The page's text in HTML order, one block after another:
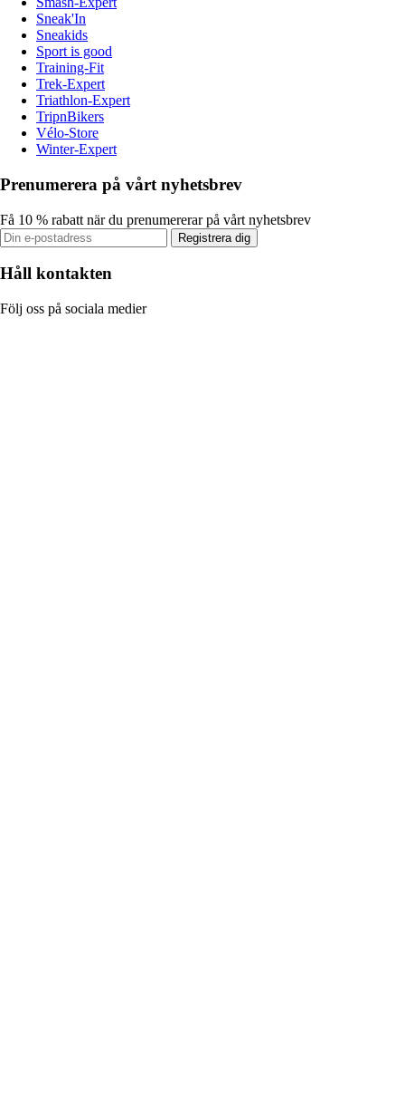
Sneak'In
Sneakids
Sport is good
Training-Fit
Trek-Expert
Triathlon-Expert
TripnBikers
Vélo-Store
Winter-Expert
Prenumerera på vårt nyhetsbrev
Få 10 % rabatt när du prenumererar på vårt nyhetsbrev
Registrera dig
Håll kontakten
Följ oss på sociala medier